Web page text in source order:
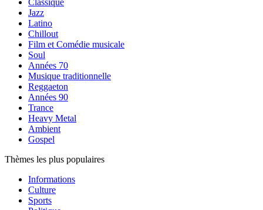
Classique
Jazz
Latino
Chillout
Film et Comédie musicale
Soul
Années 70
Musique traditionnelle
Reggaeton
Années 90
Trance
Heavy Metal
Ambient
Gospel
Thèmes les plus populaires
Informations
Culture
Sports